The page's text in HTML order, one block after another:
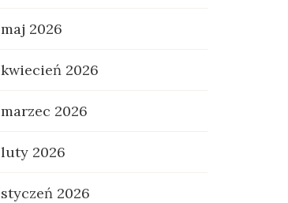
maj 2026
kwiecień 2026
marzec 2026
luty 2026
styczeń 2026